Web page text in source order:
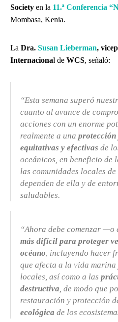
Society en la 11.ª Conferencia
Mombasa, Kenia.
La Dra. Susan Lieberman,
Internacional de WCS, señaló:
“Esta semana superó
cuanto al avance de
acciones con un enorme
realmente a una protección
equitativas y efectivas de
oceánicos, en beneficio de
las comunidades locales
dependen de ella y de
saludables.
“Ahora debe comenzar
más difícil para proteger
océano, incluyendo hacer
que afecta a la vida marina
locales, así como a las
destructiva, de modo que
restauración y protección
ecológica de los